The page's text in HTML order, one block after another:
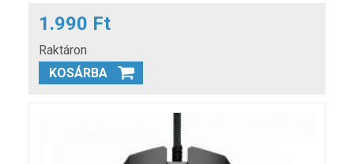
1.990 Ft
Raktáron
KOSÁRBA